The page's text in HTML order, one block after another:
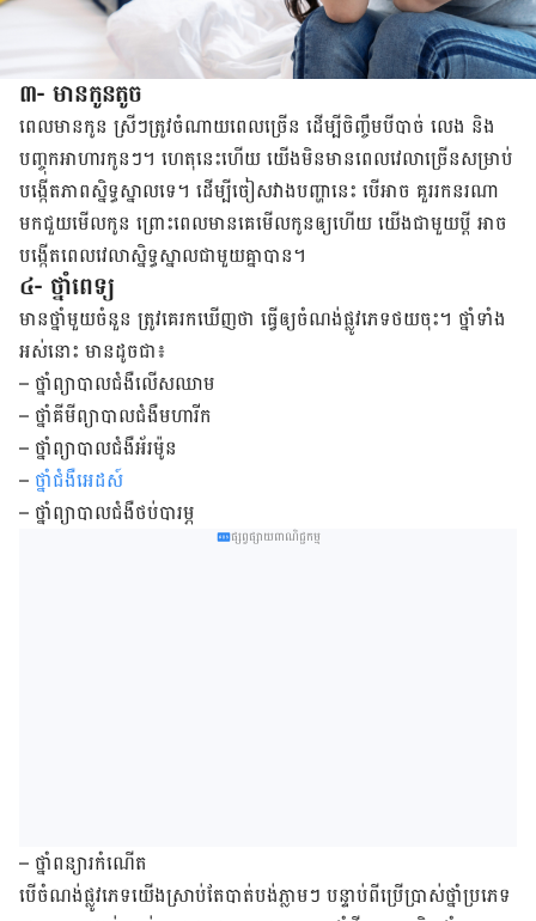
៣- មានកូនតូច
ពេលមាន​កូន ស្រីៗ​​ត្រូវ​ចំណាយ​ពេល​ច្រើន ​ដើម្បី​ចិញ្ចឹម​បីបាច់​ លេង និង​
បញ្ចុក​អាហារ​កូនៗ។ ហេតុ​នេះ​ហើយ យើងមិន​មាន​ពេល​វេលា​ច្រើន​សម្រាប់​
បង្កើតភាព​ស្និទ្ធស្នាល​ទេ។ ដើម្បី​ចៀស​វាង​បញ្ហា​នេះ បើ​អាច​ គួរ​រកនរណា​​
មក​​ជួយ​មើល​កូន​ ព្រោះ​ពេល​មាន​គេ​មើល​កូន​ឲ្យ​ហើយ យើង​​ជាមួយ​ប្តី អាច​
បង្កើត​ពេល​វេលា​ស្និទ្ធស្នាលជាមួយ​គ្នា​បាន។
៤- ថ្នាំពេទ្យ
មាន​ថ្នាំ​មួយ​ចំនួន​ ត្រូវ​​គេ​រក​ឃើញ​ថា ​ធ្វើ​ឲ្យ​ចំណង់​ផ្លូវ​ភេទ​ថយ​ចុះ។ ថ្នាំ​ទាំង​
អស់​នោះ ​មាន​ដូច​ជា៖
– ថ្នាំ​​ព្យាបាល​ជំងឺ​លើស​​ឈាម
– ថ្នាំ​គីមី​ព្យាបាល​ជំងឺ​មហារីក
– ថ្នាំ​​ព្យាបាល​ជំងឺ​អ័រម៉ូន
– ថ្នាំ​ជំងឺ​អេដស៍
– ថ្នាំ​ព្យាបាល​ជំងឺ​ថប់​បារម្ភ
ផ្សព្វផ្សាយពាណិជ្ជកម្ម
– ថ្នាំ​ពន្យារ​កំណើត
​បើ​ចំណង់​ផ្លូវ​ភេទ​យើង​ស្រាប់​តែ​បាត់​បង់​ភ្លាម​ៗ បន្ទាប់​ពី​ប្រើ​ប្រាស់​ថ្នាំ​ប្រភេទ​